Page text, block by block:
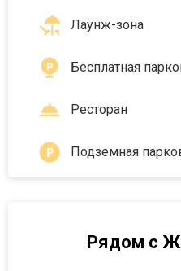
Лаунж-зона
Бесплатная
Ресторан
Подземная
Рядом с